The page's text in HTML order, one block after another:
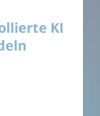
KI